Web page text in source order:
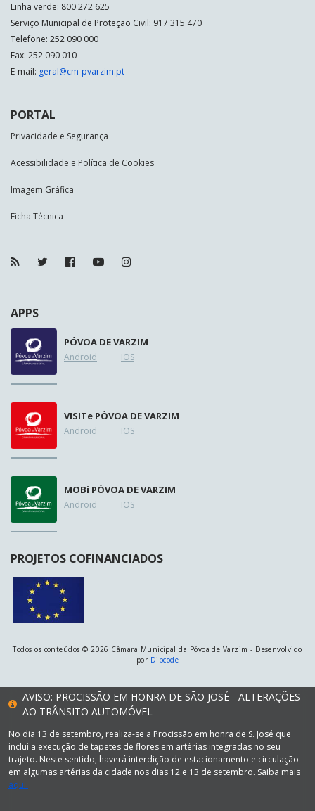
Linha verde: 800 272 625
Serviço Municipal de Proteção Civil: 917 315 470
Telefone: 252 090 000
Fax: 252 090 010
E-mail: geral@cm-pvarzim.pt
PORTAL
Privacidade e Segurança
Acessibilidade e Política de Cookies
Imagem Gráfica
Ficha Técnica
APPS
PÓVOA DE VARZIM
Android IOS
VISITe PÓVOA DE VARZIM
Android IOS
MOBi PÓVOA DE VARZIM
Android IOS
PROJETOS COFINANCIADOS
Todos os conteúdos © 2026 Câmara Municipal da Póvoa de Varzim - Desenvolvido
por Dipcode
AVISO: PROCISSÃO EM HONRA DE SÃO JOSÉ - ALTERAÇÕES
AO TRÂNSITO AUTOMÓVEL
No dia 13 de setembro, realiza-se a Procissão em honra de S. José que
inclui a execução de tapetes de flores em artérias integradas no seu
trajeto. Neste sentido, haverá interdição de estacionamento e circulação
em algumas artérias da cidade nos dias 12 e 13 de setembro. Saiba mais
aqui.